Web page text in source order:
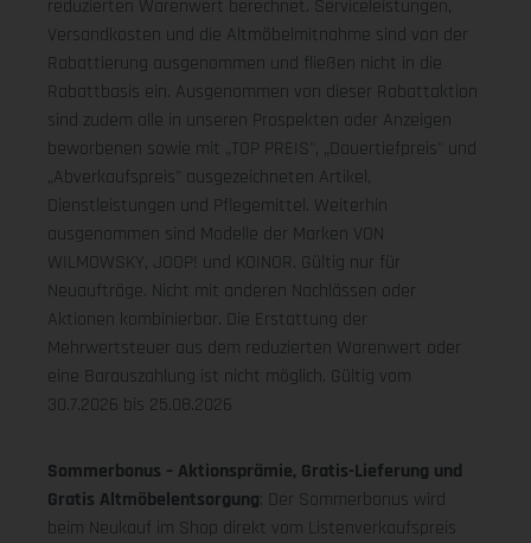
reduzierten Warenwert berechnet. Serviceleistungen,
Versandkosten und die Altmöbelmitnahme sind von der
Rabattierung ausgenommen und fließen nicht in die
Rabattbasis ein. Ausgenommen von dieser Rabattaktion
sind zudem alle in unseren Prospekten oder Anzeigen
beworbenen sowie mit „TOP PREIS", „Dauertiefpreis" und
„Abverkaufspreis" ausgezeichneten Artikel,
Dienstleistungen und Pflegemittel. Weiterhin
ausgenommen sind Modelle der Marken VON
WILMOWSKY, JOOP! und KOINOR. Gültig nur für
Neuaufträge. Nicht mit anderen Nachlässen oder
Aktionen kombinierbar. Die Erstattung der
Mehrwertsteuer aus dem reduzierten Warenwert oder
eine Barauszahlung ist nicht möglich. Gültig vom
30.7.2026 bis 25.08.2026
Sommerbonus – Aktionsprämie, Gratis-Lieferung und
Gratis Altmöbelentsorgung: Der Sommerbonus wird
beim Neukauf im Shop direkt vom Listenverkaufspreis